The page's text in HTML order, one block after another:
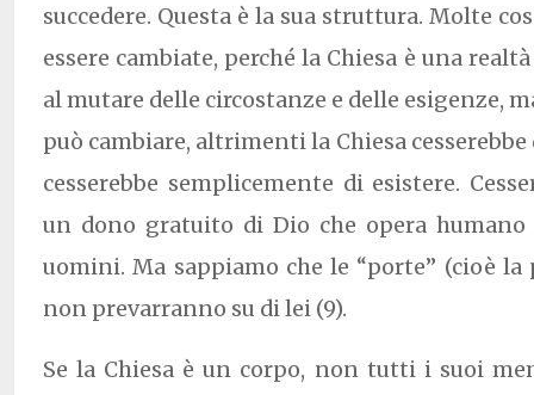
succedere. Questa è la sua struttura. Molte
essere cambiate, perché la Chiesa è una
al mutare delle circostanze e delle esigenze,
può cambiare, altrimenti la Chiesa cesserebbe
cesserebbe semplicemente di esistere.
un dono gratuito di Dio che opera
uomini. Ma sappiamo che le “porte” (cioè la
non prevarranno su di lei (9).
Se la Chiesa è un corpo, non tutti i suoi